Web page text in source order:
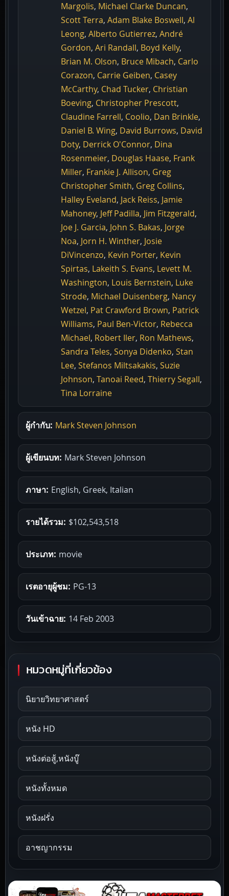
Margolis, Michael Clarke Duncan,
Scott Terra, Adam Blake Boswell, Al
Leong, Alberto Gutierrez, André
Gordon, Ari Randall, Boyd Kelly,
Brian M. Olson, Bruce Mibach, Carlo
Corazon, Carrie Geiben, Casey
McCarthy, Chad Tucker, Christian
Boeving, Christopher Prescott,
Claudine Farrell, Coolio, Dan Brinkle,
Daniel B. Wing, David Burrows, David
Doty, Derrick O'Connor, Dina
Rosenmeier, Douglas Haase, Frank
Miller, Frankie J. Allison, Greg
Christopher Smith, Greg Collins,
Halley Eveland, Jack Reiss, Jamie
Mahoney, Jeff Padilla, Jim Fitzgerald,
Joe J. Garcia, John S. Bakas, Jorge
Noa, Jorn H. Winther, Josie
DiVincenzo, Kevin Porter, Kevin
Spirtas, Lakeith S. Evans, Levett M.
Washington, Louis Bernstein, Luke
Strode, Michael Duisenberg, Nancy
Wetzel, Pat Crawford Brown, Patrick
Williams, Paul Ben-Victor, Rebecca
Michael, Robert Iler, Ron Mathews,
Sandra Teles, Sonya Didenko, Stan
Lee, Stefanos Miltsakakis, Suzie
Johnson, Tanoai Reed, Thierry Segall,
Tina Lorraine
ผู้กำกับ: Mark Steven Johnson
ผู้เขียนบท: Mark Steven Johnson
ภาษา: English, Greek, Italian
รายได้รวม: $102,543,518
ประเภท: movie
เรตอายุผู้ชม: PG-13
วันเข้าฉาย: 14 Feb 2003
หมวดหมู่ที่เกี่ยวข้อง
นิยายวิทยาศาสตร์
หนัง HD
หนังต่อสู้,หนังบู๊
หนังทั้งหมด
หนังฝรั่ง
อาชญากรรม